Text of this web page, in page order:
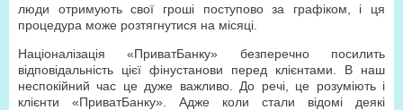
люди отримують свої гроші поступово за графіком, і ця
процедура може розтягнутися на місяці.
Націоналізація «ПриватБанку» безперечно посилить
відповідальність цієї фінустанови перед клієнтами. В наш
неспокійний час це дуже важливо. До речі, це розуміють і
клієнти «ПриватБанку». Адже коли стали відомі деякі